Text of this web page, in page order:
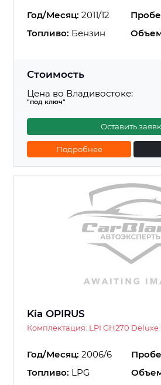
Год/Месяц: 2011/12
Топливо: Бензин
Стоимость
Цена во Владивостоке:
"под ключ"
Оставить
Подробнее
Kia OPIRUS
Комплектация: LPI GH270
Год/Месяц: 2006/6
Топливо: LPG